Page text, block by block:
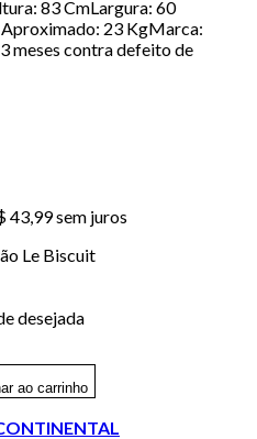
83 CmLargura: 60
23 KgMarca:
meses contra defeito de
43,99 sem juros
Le Biscuit
desejada
ao carrinho